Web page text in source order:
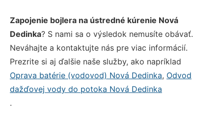
Zapojenie bojlera na ústredné kúrenie Nová
Dedinka? S nami sa o výsledok nemusíte obávať.
Neváhajte a kontaktujte nás pre viac informácií.
Prezrite si aj ďalšie naše služby, ako napríklad
Oprava batérie (vodovod) Nová Dedinka, Odvod
dažďovej vody do potoka Nová Dedinka
.